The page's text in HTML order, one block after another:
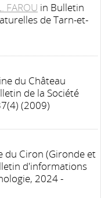
FAROU in Bulletin
de Tarn-et-
du Château
de la Société
(2009)
du Ciron (Gironde et
d'informations
2024 -